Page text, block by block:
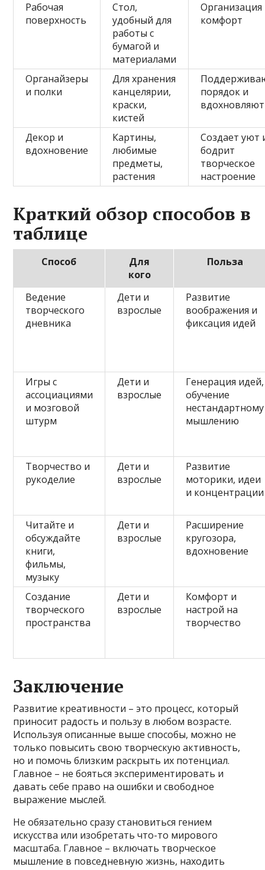
Рабочая
поверхность
Стол,
удобный для
работы с
бумагой и
материалами
Организация
комфорт
Органайзеры
и полки
Для хранения
канцелярии,
краски,
кистей
порядок и
вдохновляют
Декор и
вдохновение
Картины,
любимые
предметы,
растения
Создает уют
бодрит
творческое
настроение
Краткий обзор способов в
таблице
Способ
Для
кого
Польза
Ведение
творческого
дневника
Дети и
взрослые
Развитие
воображения и
фиксация идей
Игры с
ассоциациями
и мозговой
штурм
Дети и
взрослые
Генерация идей,
обучение
нестандартному
мышлению
Творчество и
рукоделие
Дети и
взрослые
Развитие
моторики, идеи
и концентрации
Читайте и
обсуждайте
книги,
фильмы,
музыку
Дети и
взрослые
Расширение
кругозора,
вдохновение
Создание
творческого
пространства
Дети и
взрослые
Комфорт и
настрой на
творчество
Заключение
Развитие креативности – это процесс, который
приносит радость и пользу в любом возрасте.
Используя описанные выше способы, можно не
только повысить свою творческую активность,
но и помочь близким раскрыть их потенциал.
Главное – не бояться экспериментировать и
давать себе право на ошибки и свободное
выражение мыслей.
Не обязательно сразу становиться гением
искусства или изобретать что-то мирового
масштаба. Главное – включать творческое
мышление в повседневную жизнь, находить